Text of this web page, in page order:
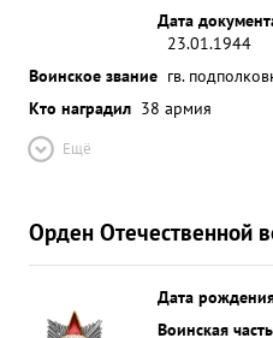
Дата
23.01.1944
Воинское звание гв.
Кто наградил 38 армия
Ещё
Орден Отечественной
Дата
Воинская часть